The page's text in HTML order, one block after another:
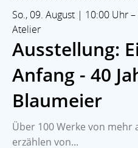
So., 09. August | 10:00 Uhr
Atelier
Ausstellung:
Anfang - 40
Blaumeier
Über 100 Werke von mehr
erzählen von...